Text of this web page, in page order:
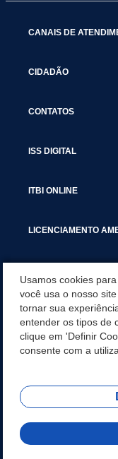
CANAIS DE
CIDADÃO
CONTATOS
ISS DIGITAL
ITBI ONLINE
LICENCIAMENTO
SERVIÇOS
SERVIÇOS DO
REDES SOCIAIS
Usamos cookies
você usa o nosso
tornar sua
entender os tipos de
clique em 'Definir
consente com a